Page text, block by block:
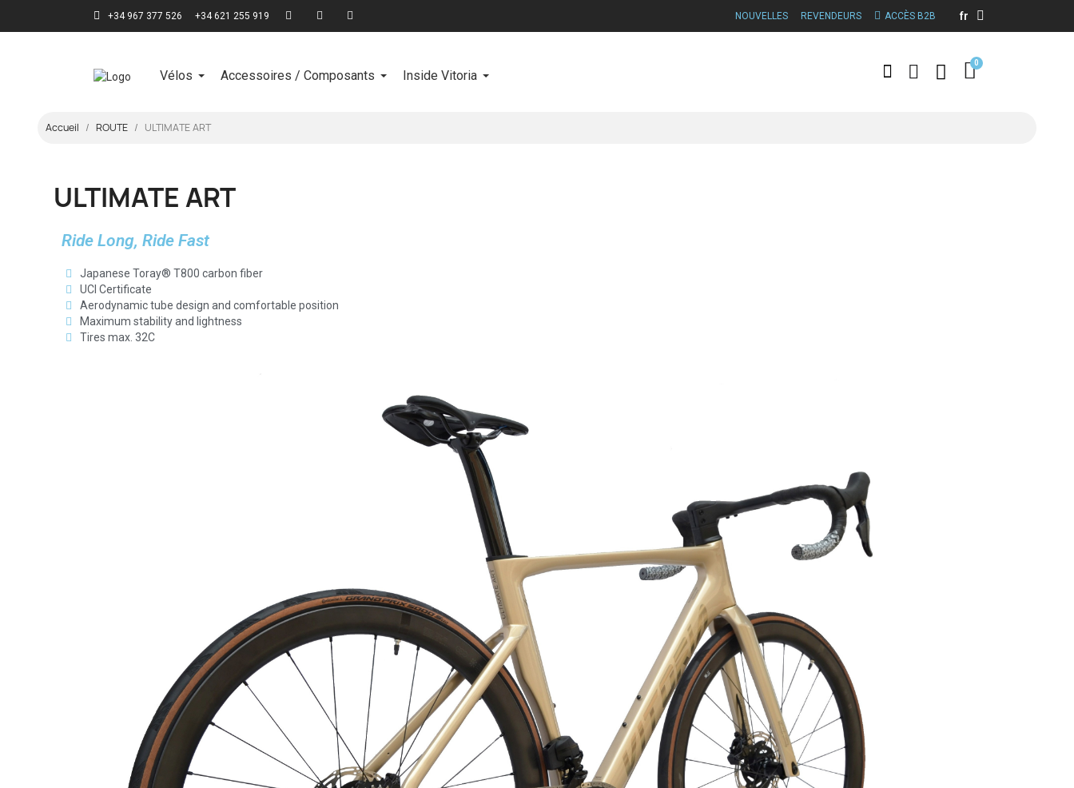
+34 967 377 526 +34 621 255 919 NOUVELLES REVENDEURS ACCÈS B2B fr
Vélos Accessoires / Composants Inside Vitoria
Accueil ROUTE ULTIMATE ART
ULTIMATE ART
Ride Long, Ride Fast
Japanese Toray® T800 carbon fiber
UCI Certificate
Aerodynamic tube design and comfortable position
Maximum stability and lightness
Tires max. 32C